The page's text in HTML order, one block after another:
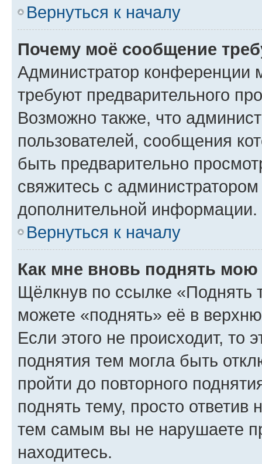
Вернуться к началу
Почему моё сообщение
Администратор конференции
требуют предварительного
Возможно также, что
пользователей, сообщения
быть предварительно
свяжитесь с
дополнительной информации.
Вернуться к началу
Как мне вновь поднять мою
Щёлкнув по ссылке «Поднять
можете «поднять» её в
Если этого не происходит, то
поднятия тем могла быть
пройти до повторного
поднять тему, просто ответив
тем самым вы не нарушаете
находитесь.